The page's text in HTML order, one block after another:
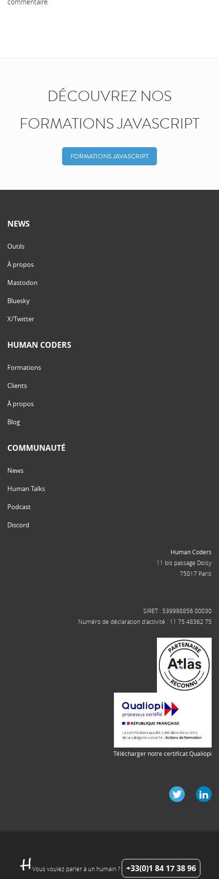
DÉCOUVREZ NOS
FORMATIONS JAVASCRIPT
FORMATIONS JAVASCRIPT
NEWS
Outils
À propos
Mastodon
Bluesky
X/Twitter
HUMAN CODERS
Formations
Clients
À propos
Blog
COMMUNAUTÉ
News
Human Talks
Podcast
Discord
Human Coders
11 bis passage Doisy
75017 Paris
SIRET : 539998856 00030
Numéro de déclaration d'activité : 11 75 48362 75
Télécharger notre certificat Qualiopi
Vous voulez parler à un humain ? +33(0)1 84 17 38 96